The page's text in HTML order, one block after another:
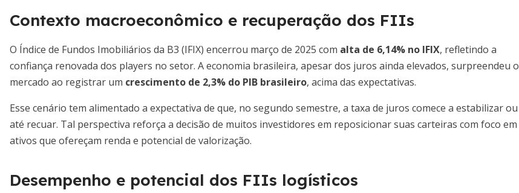
Contexto macroeconômico e recuperação dos FIIs
O Índice de Fundos Imobiliários da B3 (IFIX) encerrou março de 2025 com alta de 6,14% no IFIX, refletindo a
confiança renovada dos players no setor. A economia brasileira, apesar dos juros ainda elevados, surpreendeu o
mercado ao registrar um crescimento de 2,3% do PIB brasileiro, acima das expectativas.
Esse cenário tem alimentado a expectativa de que, no segundo semestre, a taxa de juros comece a estabilizar ou
até recuar. Tal perspectiva reforça a decisão de muitos investidores em reposicionar suas carteiras com foco em
ativos que ofereçam renda e potencial de valorização.
Desempenho e potencial dos FIIs logísticos